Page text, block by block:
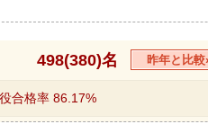
498(380)名 昨年と比較
合格率 86.17%